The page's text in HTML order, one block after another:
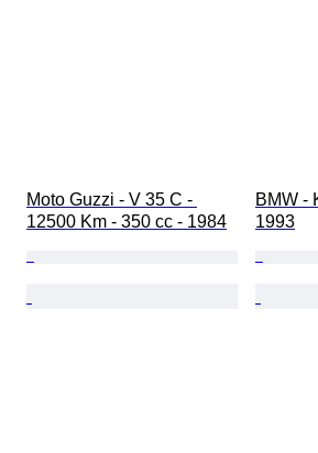
Moto Guzzi - V 35 C -
12500 Km - 350 cc - 1984
BMW -
1993